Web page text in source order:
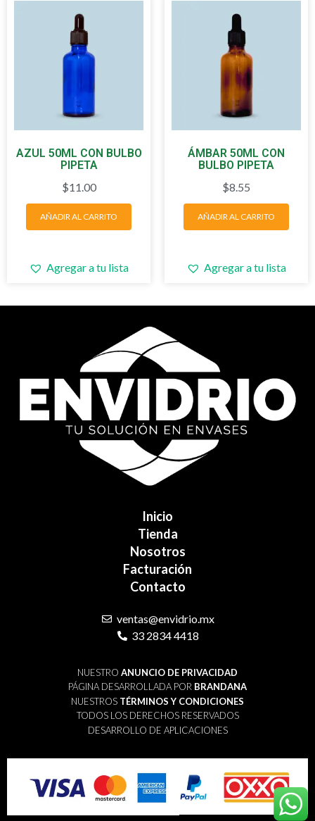
AZUL 50ML CON BULBO
PIPETA
$11.00
AÑADIR AL CARRITO
Agregar a tu lista
ÁMBAR 50ML CON
BULBO PIPETA
$8.55
AÑADIR AL CARRITO
Agregar a tu lista
Inicio
Tienda
Nosotros
Facturación
Contacto
ventas@envidrio.mx
33 2834 4418
NUESTRO ANUNCIO DE PRIVACIDAD
PÁGINA DESARROLLADA POR BRANDANA
NUESTROS TÉRMINOS Y CONDICIONES
TODOS LOS DERECHOS RESERVADOS
DESARROLLO DE APLICACIONES